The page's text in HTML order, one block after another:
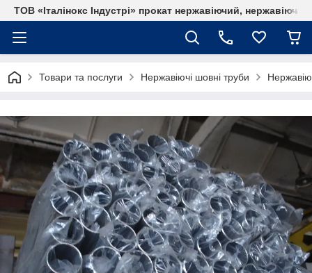
ТОВ «Італінокс Індустрі» прокат нержавіючий, нержавіюча
Товари та послуги Нержавіючі шовні труби